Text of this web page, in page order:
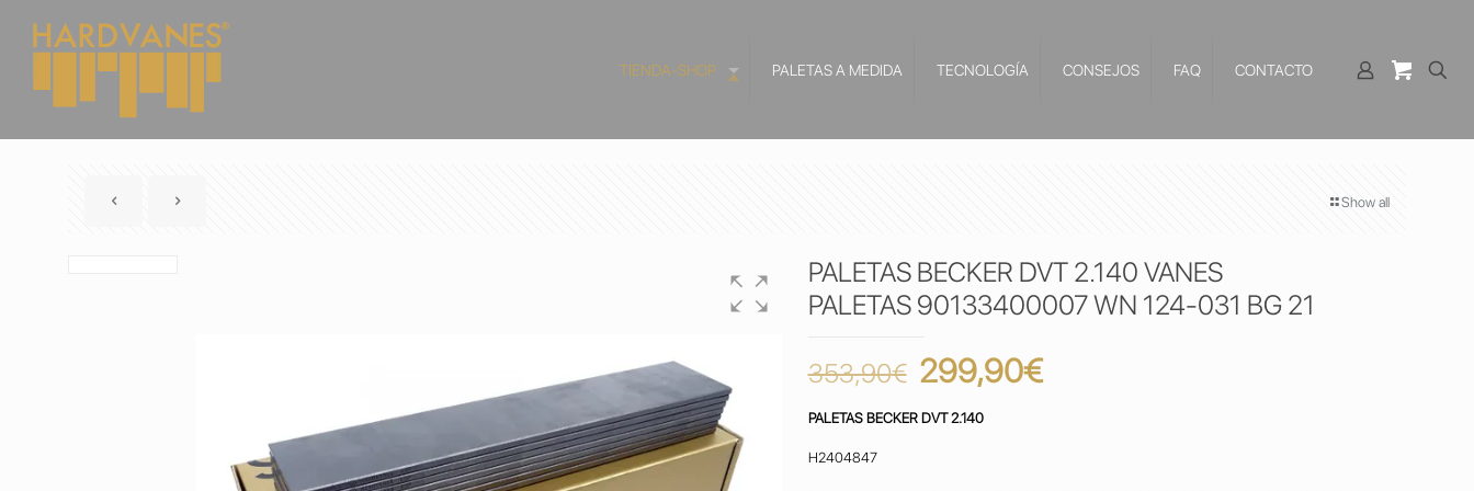
TIENDA-SHOP PALETAS A MEDIDA TECNOLOGÍA CONSEJOS FAQ CONTACTO
Show all
PALETAS BECKER DVT 2.140 VANES
PALETAS 90133400007 WN 124-031 BG 21
353,90€ El
precio
original
299,90€El
PALETAS BECKER DVT 2.140
H2404847